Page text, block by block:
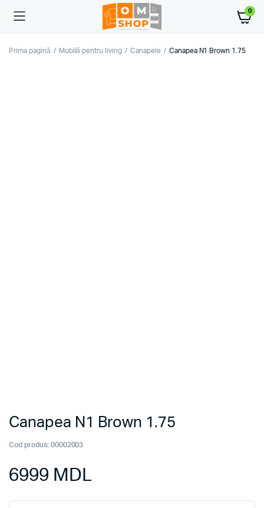
0
Prima pagină Mobilă pentru living Canapele Canapea N1 Brown 1.75
Canapea N1 Brown 1.75
Cod produs: 00002003
6999 MDL